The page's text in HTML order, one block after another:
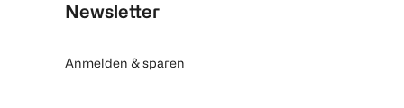
Newsletter
Anmelden & sparen